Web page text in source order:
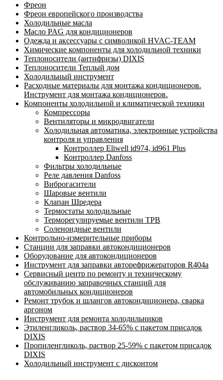
Фреон
Фреон европейского производства
Холодильные масла
Масло PAG для кондиционеров
Одежда и аксессуары с символикой HVAC-TEAM
Химические компоненты для холодильной техники
Теплоносители (антифризы) DIXIS
Теплоносители Теплый дом
Холодильный инструмент
Расходные материалы для монтажа кондиционеров.
Инструмент для монтажа кондиционеров.
Компоненты холодильной и климатической техники
Компрессоры
Вентиляторы и микродвигатели
Холодильная автоматика, электронные устройства
контроля и управления
Контроллер Eliwell id974, id961 Plus
Контроллер Danfoss
Фильтры холодильные
Реле давления Danfoss
Виброгасители
Шаровые вентили
Клапан Шредера
Термостаты холодильные
Терморегулируемые вентили ТРВ
Соленоидные вентили
Контрольно-измерительные приборы
Станции для заправки автокондиционеров
Оборудование для автокондиционеров
Инструмент для заправки авторефрижераторов R404a
Сервисный центр по ремонту и техническому
обслуживанию заправочных станций для
автомобильных кондиционеров
Ремонт трубок и шлангов автокондиционера, сварка
аргоном
Инструмент для ремонта холодильников
Этиленгликоль, раствор 34-65% с пакетом присадок
DIXIS
Пропиленгликоль, раствор 25-59% с пакетом присадок
DIXIS
Холодильный инструмент с дисконтом